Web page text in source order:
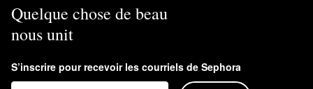
Quelque chose de beau
nous unit
S’inscrire pour recevoir les courriels de Sephora